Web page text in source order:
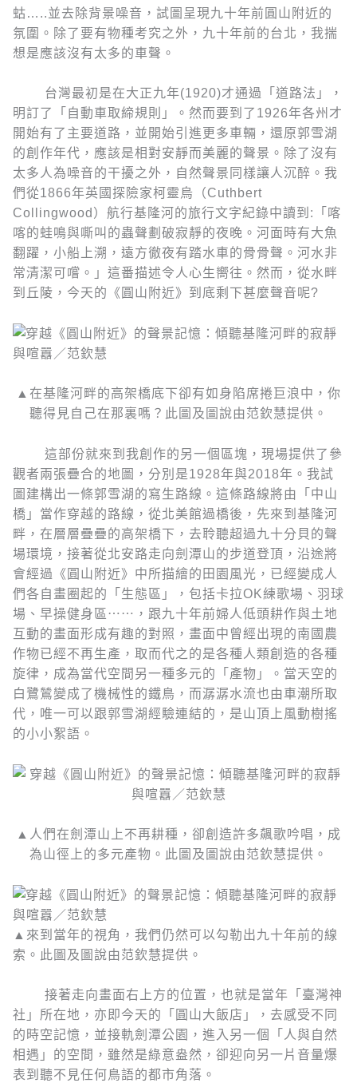
蛄…..並去除背景噪音，試圖呈現九十年前圓山附近的
氛圍。除了要有物種考究之外，九十年前的台北，我揣
想是應該沒有太多的車聲。
台灣最初是在大正九年(1920)才通過「道路法」，
明訂了「自動車取締規則」。然而要到了1926年各州才
開始有了主要道路，並開始引進更多車輛，還原郭雪湖
的創作年代，應該是相對安靜而美麗的聲景。除了沒有
太多人為噪音的干擾之外，自然聲景同樣讓人沉醉。我
們從1866年英國探險家柯靈烏（Cuthbert
Collingwood）航行基隆河的旅行文字紀錄中讀到:「喀
喀的蛙鳴與嘶叫的蟲聲劃破寂靜的夜晚。河面時有大魚
翻躍，小船上溯，遠方徹夜有踏水車的骨骨聲。河水非
常清潔可嚐。」這番描述令人心生嚮往。然而，從水畔
到丘陵，今天的《圓山附近》到底剩下甚麼聲音呢?
▲在基隆河畔的高架橋底下卻有如身陷席捲巨浪中，你
聽得見自己在那裏嗎？此圖及圖說由范欽慧提供。
這部份就來到我創作的另一個區塊，現場提供了參
觀者兩張疊合的地圖，分別是1928年與2018年。我試
圖建構出一條郭雪湖的寫生路線。這條路線將由「中山
橋」當作穿越的路線，從北美館過橋後，先來到基隆河
畔，在層層疊疊的高架橋下，去聆聽超過九十分貝的聲
場環境，接著從北安路走向劍潭山的步道登頂，沿途將
會經過《圓山附近》中所描繪的田園風光，已經變成人
們各自畫圈起的「生態區」，包括卡拉OK練歌場、羽球
場、早操健身區⋯⋯，跟九十年前婦人低頭耕作與土地
互動的畫面形成有趣的對照，畫面中曾經出現的南國農
作物已經不再生產，取而代之的是各種人類創造的各種
旋律，成為當代空間另一種多元的「產物」。當天空的
白鷺鷥變成了機械性的鐵鳥，而潺潺水流也由車潮所取
代，唯一可以跟郭雪湖經驗連結的，是山頂上風動樹搖
的小小絮語。
▲人們在劍潭山上不再耕種，卻創造許多飆歌吟唱，成
為山徑上的多元產物。此圖及圖說由范欽慧提供。
▲來到當年的視角，我們仍然可以勾勒出九十年前的線
索。此圖及圖說由范欽慧提供。
接著走向畫面右上方的位置，也就是當年「臺灣神
社」所在地，亦即今天的「圓山大飯店」，去感受不同
的時空記憶，並接軌劍潭公園，進入另一個「人與自然
相遇」的空間，雖然是綠意盎然，卻迎向另一片音量爆
表到聽不見任何鳥語的都市角落。